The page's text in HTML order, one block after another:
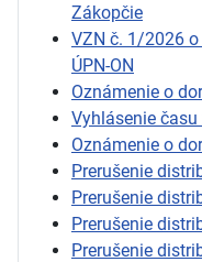
Zákopčie
VZN č. 1/2026
ÚPN-ON
Oznámenie o
Vyhlásenie
Oznámenie o
Prerušenie
Prerušenie
Prerušenie
Prerušenie